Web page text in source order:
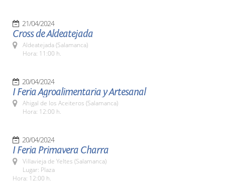
21/04/2024
Cross de Aldeatejada
Aldeatejada (Salamanca)
Hora: 11:00 h.
20/04/2024
I Feria Agroalimentaria y Artesanal
Ahigal de los Aceiteros (Salamanca)
Hora: 12:00 h.
20/04/2024
I Feria Primavera Charra
Villavieja de Yeltes (Salamanca)
Lugar: Plaza
Hora: 12:00 h.